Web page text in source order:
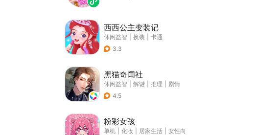
西西公主变装记
休闲益智 换装
卡通
3.3
黑猫奇闻社
休闲益智 解谜 推理
剧情
4.5
粉彩女孩
单机 化妆 居家生活
女性向